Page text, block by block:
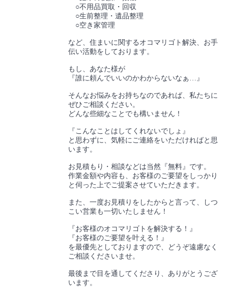
○不用品買取・回収
○生前整理・遺品整理
○空き家管理
など、住まいに関するオコマリゴト解決、お手
伝い活動をしております。
もし、あなた様が
『誰に頼んでいいのかわからないなぁ…』
そんなお悩みをお持ちなのであれば、私たちに
ぜひご相談ください。
どんな些細なことでも構いません！
『こんなことはしてくれないでしょ』
と思わずに、気軽にご連絡をいただければと思
います。
お見積もり・相談などは当然『無料』です。
作業金額や内容も、お客様のご要望をしっかり
と伺った上でご提案させていただきます。
また、一度お見積りをしたからと言って、しつ
こい営業も一切いたしません！
『お客様のオコマリゴトを解決する！』
『お客様のご要望を叶える！』
を最優先としておりますので、どうぞ遠慮なく
ご相談くださいませ。
最後まで目を通してくださり、ありがとうござ
います。